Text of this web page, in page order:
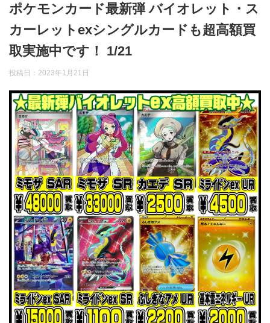
ポケモンカード最新弾 バイオレット・ス
カーレットexシングルカードも超高額買
取実施中です！ 1/21
投稿日： 2023年1月21日